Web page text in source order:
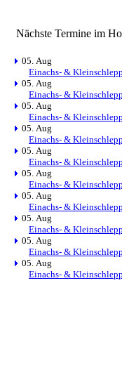
Nächste Termine im
05. Aug
Einachs- &
05. Aug
Einachs- &
05. Aug
Einachs- &
05. Aug
Einachs- &
05. Aug
Einachs- &
05. Aug
Einachs- &
05. Aug
Einachs- &
05. Aug
Einachs- &
05. Aug
Einachs- &
05. Aug
Einachs- &